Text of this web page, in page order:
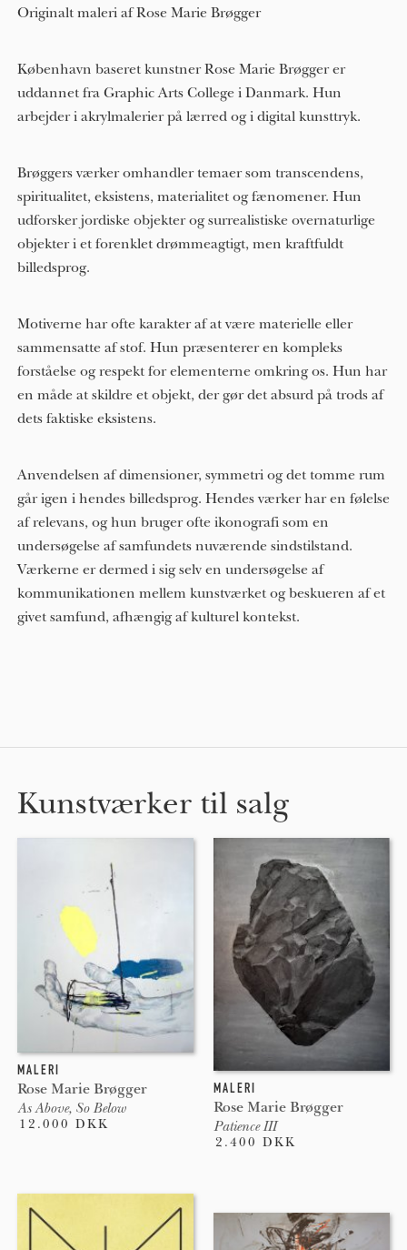
Originalt maleri af Rose Marie Brøgger
København baseret kunstner Rose Marie Brøgger er
uddannet fra Graphic Arts College i Danmark. Hun
arbejder i akrylmalerier på lærred og i digital kunsttryk.
Brøggers værker omhandler temaer som transcendens,
spiritualitet, eksistens, materialitet og fænomener. Hun
udforsker jordiske objekter og surrealistiske overnaturlige
objekter i et forenklet drømmeagtigt, men kraftfuldt
billedsprog.
Motiverne har ofte karakter af at være materielle eller
sammensatte af stof. Hun præsenterer en kompleks
forståelse og respekt for elementerne omkring os. Hun har
en måde at skildre et objekt, der gør det absurd på trods af
dets faktiske eksistens.
Anvendelsen af ​​dimensioner, symmetri og det tomme rum
går igen i hendes billedsprog. Hendes værker har en følelse
af relevans, og hun bruger ofte ikonografi som en
undersøgelse af samfundets nuværende sindstilstand.
Værkerne er dermed i sig selv en undersøgelse af
kommunikationen mellem kunstværket og beskueren af ​​et
givet samfund, afhængig af kulturel kontekst.
Kunstværker til salg
MALERI
Rose Marie Brøgger
As Above, So Below
12.000 DKK
MALERI
Rose Marie Brøgger
Patience III
2.400 DKK